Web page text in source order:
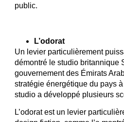
public.
L’odorat
Un levier particulièrement
démontré le studio britannique
gouvernement des Émirats
stratégie énergétique du pays
studio a développé plusieurs
L’odorat est un levier